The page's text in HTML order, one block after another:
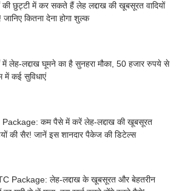
की छुट्टी में कर सकते हैं लेह लद्दाख की खूबसूरत वादियों
कितना देना होगा शुल्क
में लेह-लद्दाख घूमने का है सुनहरा मौका, 50 हजार रुपये से
में कई सुविधाएं
Package: कम पैसे में करें लेह-लद्दाख की खूबसूरत
की सैर! जानें इस शानदार पैकेज की डिटेल्स
Package: लेह-लद्दाख के खूबसूरत और बेहतरीन